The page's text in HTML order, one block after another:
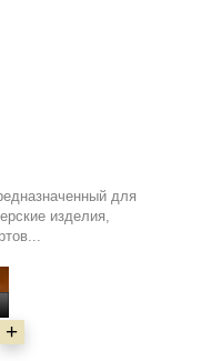
для
изделия,
+